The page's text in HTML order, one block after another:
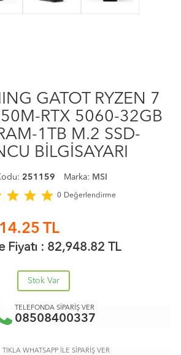
GATOT RYZEN 7
RTX 5060-32GB
1TB M.2 SSD-
BİLGİSAYARI
251159 Marka: MSI
star star star 0 Değerlendirme
TL
Fiyatı : 82,948.82 TL
Stok Var
TELEFONDA SİPARİŞ VER
08508400337
TIKLA WHATSAPP İLE SİPARİŞ VER